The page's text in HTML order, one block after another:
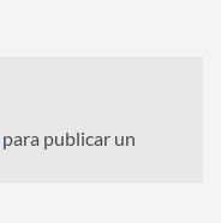
para publicar un